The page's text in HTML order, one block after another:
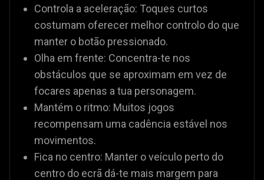
Controla a aceleração: Toques curtos
costumam oferecer melhor controlo do que
manter o botão pressionado.
Olha em frente: Concentra-te nos
obstáculos que se aproximam em vez de
focares apenas a tua personagem.
Mantém o ritmo: Muitos jogos
recompensam uma cadência estável nos
movimentos.
Fica no centro: Manter o veículo perto do
centro do ecrã dá-te mais margem para